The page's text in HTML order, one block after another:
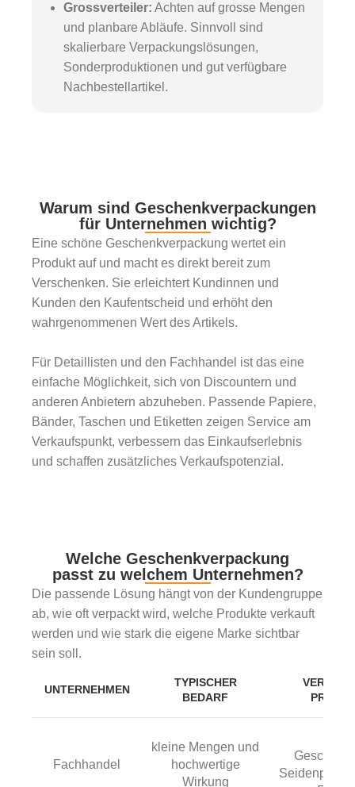
Grossverteiler: Achten auf grosse Mengen
und planbare Abläufe. Sinnvoll sind
skalierbare Verpackungslösungen,
Sonderproduktionen und gut verfügbare
Nachbestellartikel.
Warum sind Geschenkverpackungen
für Unternehmen wichtig?
Eine schöne Geschenkverpackung wertet ein
Produkt auf und macht es direkt bereit zum
Verschenken. Sie erleichtert Kundinnen und
Kunden den Kaufentscheid und erhöht den
wahrgenommenen Wert des Artikels.
Für Detaillisten und den Fachhandel ist das eine
einfache Möglichkeit, sich von Discountern und
anderen Anbietern abzuheben. Passende Papiere,
Bänder, Taschen und Etiketten zeigen Service am
Verkaufspunkt, verbessern das Einkaufserlebnis
und schaffen zusätzliches Verkaufspotenzial.
Welche Geschenkverpackung
passt zu welchem Unternehmen?
Die passende Lösung hängt von der Kundengruppe
ab, wie oft verpackt wird, welche Produkte verkauft
werden und wie stark die eigene Marke sichtbar
sein soll.
UNTERNEHMEN
TYPISCHER
BEDARF
Fachhandel
kleine Mengen und
hochwertige
Wirkung